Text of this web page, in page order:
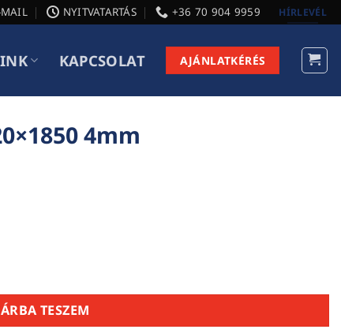
MAIL NYITVATARTÁS +36 70 904 9959 HÍRLEVÉL
KAPCSOLAT AJÁNLATKÉRÉS
4mm
TESZEM